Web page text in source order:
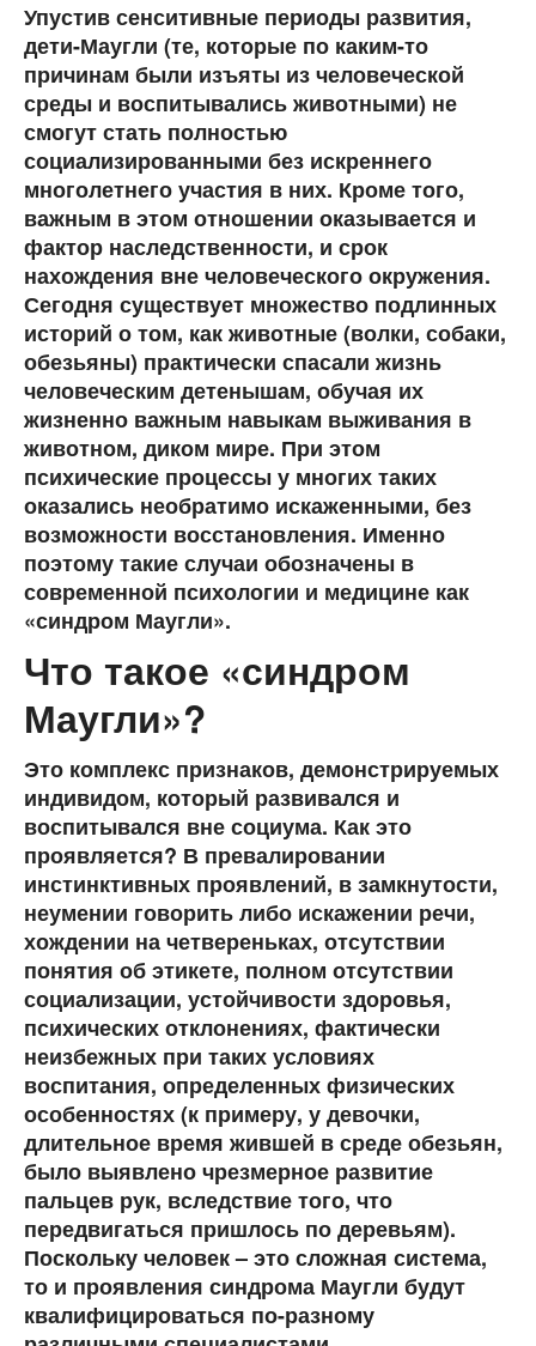
Упустив сенситивные периоды развития,
дети-Маугли (те, которые по каким-то
причинам были изъяты из человеческой
среды и воспитывались животными) не
смогут стать полностью
социализированными без искреннего
многолетнего участия в них. Кроме того,
важным в этом отношении оказывается и
фактор наследственности, и срок
нахождения вне человеческого окружения.
Сегодня существует множество подлинных
историй о том, как животные (волки, собаки,
обезьяны) практически спасали жизнь
человеческим детенышам, обучая их
жизненно важным навыкам выживания в
животном, диком мире. При этом
психические процессы у многих таких
оказались необратимо искаженными, без
возможности восстановления. Именно
поэтому такие случаи обозначены в
современной психологии и медицине как
«синдром Маугли».
Что такое «синдром
Маугли»?
Это комплекс признаков, демонстрируемых
индивидом, который развивался и
воспитывался вне социума. Как это
проявляется? В превалировании
инстинктивных проявлений, в замкнутости,
неумении говорить либо искажении речи,
хождении на четвереньках, отсутствии
понятия об этикете, полном отсутствии
социализации, устойчивости здоровья,
психических отклонениях, фактически
неизбежных при таких условиях
воспитания, определенных физических
особенностях (к примеру, у девочки,
длительное время жившей в среде обезьян,
было выявлено чрезмерное развитие
пальцев рук, вследствие того, что
передвигаться пришлось по деревьям).
Поскольку человек – это сложная система,
то и проявления синдрома Маугли будут
квалифицироваться по-разному